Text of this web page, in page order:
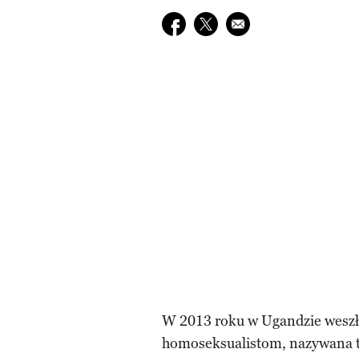
Udostępnij na facebook
Udostępnij na twitter
E-mail do przyjaciela
W 2013 roku w Ugandzie
homoseksualistom, nazywana